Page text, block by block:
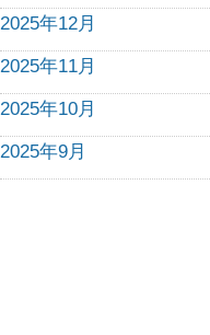
2025年12月
2025年11月
2025年10月
2025年9月